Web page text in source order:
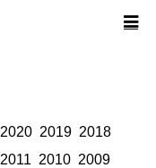
2020 2019 2018
2011 2010 2009